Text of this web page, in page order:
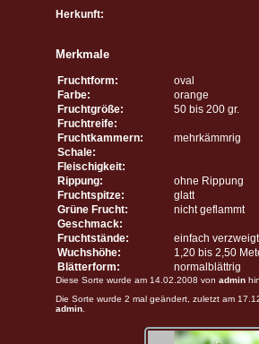
Herkunft:
Merkmale
Fruchtform:
oval
Farbe:
orange
Fruchtgröße:
50 bis 200 gr.
Fruchtreife:
Fruchtkammern:
mehrkämmrig
Schale:
Fleischigkeit:
Rippung:
ohne Rippung
Fruchtspitze:
glatt
Grüne Frucht:
nicht geflammt
Geschmack:
Fruchtstände:
einfach verzweigt
Wuchshöhe:
1,20 bis 2,50
Blätterform:
normalblättrig
Diese Sorte wurde am 14.02.2008 von admin
Die Sorte wurde 2 mal geändert, zuletzt am
admin